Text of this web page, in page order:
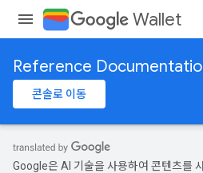
Wallet
Reference
콘솔로 이동
Google은 AI 기술을 사용하여 콘텐츠를